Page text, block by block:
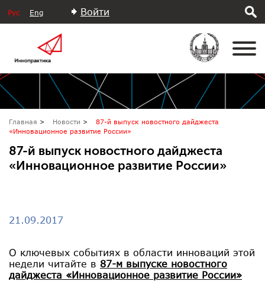
Рус Eng Войти
Главная Новости
87-й выпуск новостного дайджеста
«Инновационное развитие России»
87-й выпуск новостного дайджеста
«Инновационное развитие России»
21.09.2017
О ключевых событиях в области инноваций этой
недели читайте в 87-м выпуске новостного
дайджеста «Инновационное развитие России»